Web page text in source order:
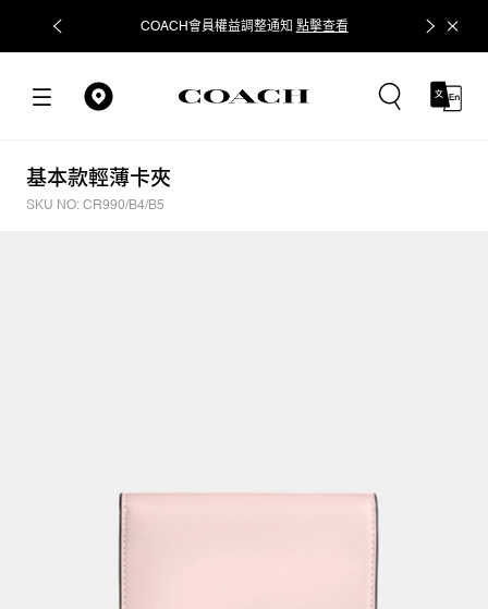
COACH會員權益調整通知 點擊查看 立即追蹤
基本款輕薄卡夾
SKU NO: CR990/B4/B5